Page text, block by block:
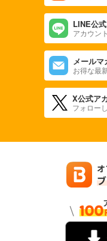
LINE公
アカウン
メールマ
お得な最
X公式ア
フォロー